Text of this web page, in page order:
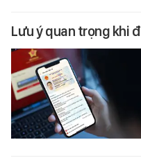
Lưu ý quan trọng khi